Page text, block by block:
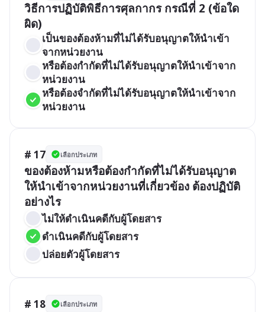
วิธีการปฏิบัติพิธีการศุลกากร กรณีที่ 2 (ข้อใด
ผิด)
เป็นของต้องห้ามที่ไม่ได้รับอนุญาตให้นำเข้า
จากหน่วยงาน
หรือต้องกำกัดที่ไม่ได้รับอนุญาตให้นำเข้าจาก
หน่วยงาน
หรือต้องจำกัดที่ไม่ได้รับอนุญาตให้นำเข้าจาก
หน่วยงาน
# 17 เลือกประเภท
ของต้องห้ามหรือต้องกำกัดที่ไม่ได้รับอนุญาต
ให้นำเข้าจากหน่วยงานที่เกี่ยวข้อง ต้องปฏิบัติ
อย่างไร
ไม่ให้ดำเนินคดีกับผู้โดยสาร
ดำเนินคดีกับผู้โดยสาร
ปล่อยตัวผู้โดยสาร
# 18 เลือกประเภท